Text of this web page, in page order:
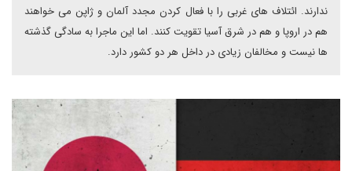
ندارند. ائتلاف های غربی را با فعال کردن مجدد آلمان و ژاپن می خواهند
هم در اروپا و هم در شرق آسیا تقویت کنند. اما این ماجرا به سادگی گذشته
ها نیست و مخالفان زیادی در داخل هر دو کشور دارد.